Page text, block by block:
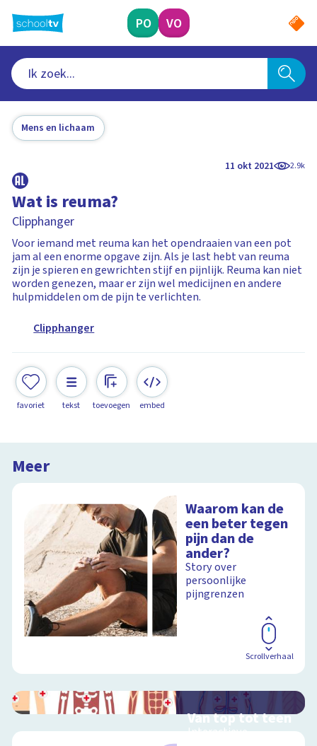
naar
hoofdinhoud
PO VO
Mens en lichaam
11 okt 2021 2.9k
Wat is reuma?
Clipphanger
Voor iemand met reuma kan het opendraaien van een pot
jam al een enorme opgave zijn. Als je last hebt van reuma
zijn je spieren en gewrichten stijf en pijnlijk. Reuma kan niet
worden genezen, maar er zijn wel medicijnen en andere
hulpmiddelen om de pijn te verlichten.
Clipphanger
favoriet tekst toevoegen embed
Meer
Waarom kan de
een beter tegen
pijn dan de
ander?
Story over
persoonlijke
pijngrenzen
Scrollverhaal
Van top tot teen
Interactieve